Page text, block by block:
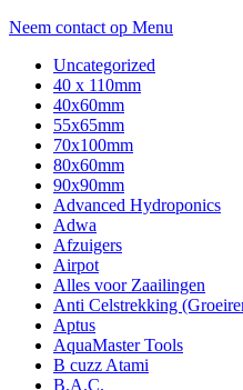
Neem contact op Menu
Uncategorized
40 x 110mm
40x60mm
55x65mm
70x100mm
80x60mm
90x90mm
Advanced Hydroponics
Adwa
Afzuigers
Airpot
Alles voor Zaailingen
Anti Celstrekking
Aptus
AquaMaster Tools
B cuzz Atami
B.A.C.